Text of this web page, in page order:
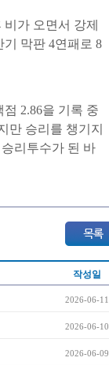
가 오면서 강제
막판 4연패로 8
2.86을 기록 중
만 승리를 챙기지
리투수가 된 바
작성일
2026-06-11
2026-06-10
2026-06-09